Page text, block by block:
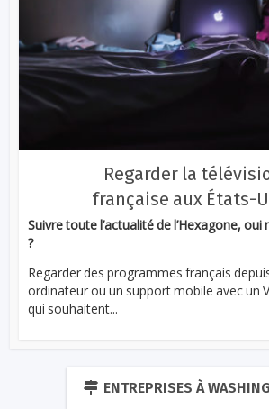
Regarder la
française aux États-
Suivre toute l’actualité de l’Hexagone,
?
Regarder des programmes français
ordinateur ou un support mobile avec un
qui souhaitent...
ENTREPRISES À